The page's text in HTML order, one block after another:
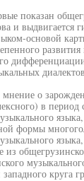
показан
и выдвигается
основой
мнение о
в период
формы
из
круга